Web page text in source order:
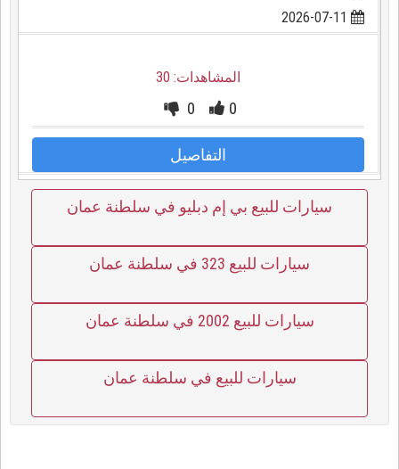
المشاهدات: 30
0
0
التفاصيل
سيارات للبيع بي إم دبليو في سلطنة عمان
سيارات للبيع 323 في سلطنة عمان
سيارات للبيع 2002 في سلطنة عمان
سيارات للبيع في سلطنة عمان